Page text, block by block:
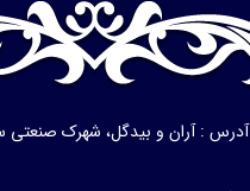
آدرس : آران و بیدگل، شهرک صنعتی